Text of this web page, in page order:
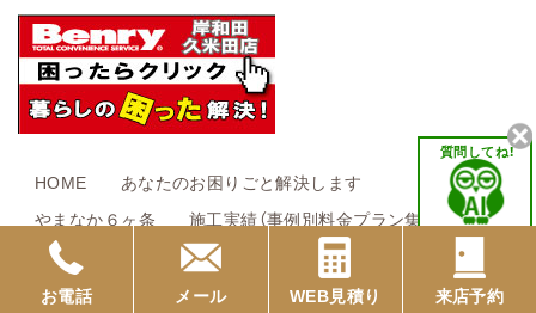
HOME
あなたのお困りごと解決します
やまなか６ヶ条
施工実績（事例別料金プラン集）
建て替えと全面リフォームどっちがお得
見て触って実感 展示室
お客様インタビュー
お電話 メール WEB見積り 来店予約
質問してね！